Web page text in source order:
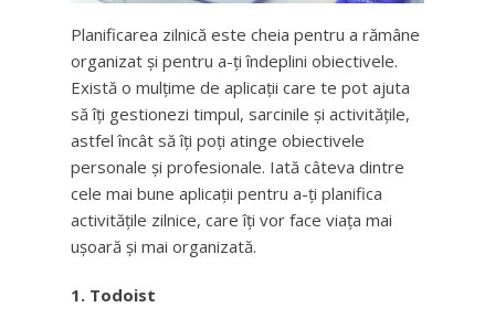
Planificarea zilnică este cheia pentru a rămâne
organizat și pentru a-ți îndeplini obiectivele.
Există o mulțime de aplicații care te pot ajuta
să îți gestionezi timpul, sarcinile și activitățile,
astfel încât să îți poți atinge obiectivele
personale și profesionale. Iată câteva dintre
cele mai bune aplicații pentru a-ți planifica
activitățile zilnice, care îți vor face viața mai
ușoară și mai organizată.
1. Todoist